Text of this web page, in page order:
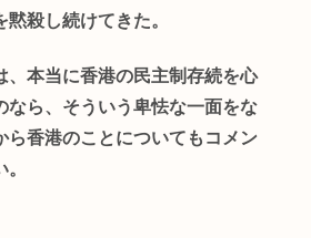
殺し続けてきた。
、本当に香港の民主制存続を心
なら、そういう卑怯な一面をな
ら香港のことについてもコメン